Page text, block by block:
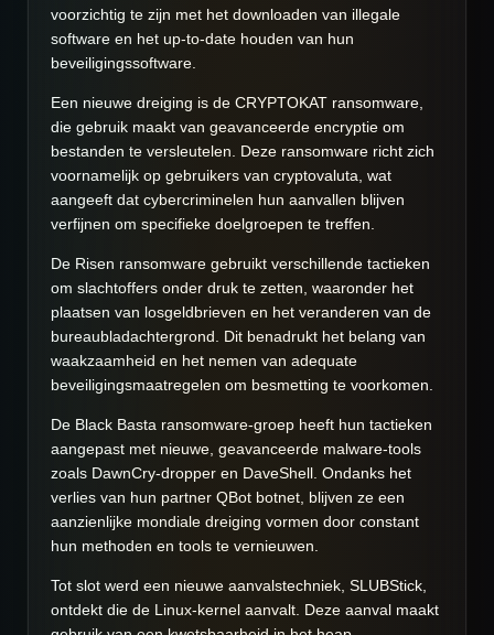
voorzichtig te zijn met het downloaden van illegale
software en het up-to-date houden van hun
beveiligingssoftware.
Een nieuwe dreiging is de CRYPTOKAT ransomware,
die gebruik maakt van geavanceerde encryptie om
bestanden te versleutelen. Deze ransomware richt zich
voornamelijk op gebruikers van cryptovaluta, wat
aangeeft dat cybercriminelen hun aanvallen blijven
verfijnen om specifieke doelgroepen te treffen.
De Risen ransomware gebruikt verschillende tactieken
om slachtoffers onder druk te zetten, waaronder het
plaatsen van losgeldbrieven en het veranderen van de
bureaubladachtergrond. Dit benadrukt het belang van
waakzaamheid en het nemen van adequate
beveiligingsmaatregelen om besmetting te voorkomen.
De Black Basta ransomware-groep heeft hun tactieken
aangepast met nieuwe, geavanceerde malware-tools
zoals DawnCry-dropper en DaveShell. Ondanks het
verlies van hun partner QBot botnet, blijven ze een
aanzienlijke mondiale dreiging vormen door constant
hun methoden en tools te vernieuwen.
Tot slot werd een nieuwe aanvalstechniek, SLUBStick,
ontdekt die de Linux-kernel aanvalt. Deze aanval maakt